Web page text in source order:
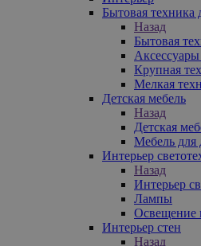
Бытовая техника
Назад
Бытовая
Крупная
Мелкая
Детская мебель
Назад
Детская
Мебель для
Интерьер
Назад
Интерьер
Лампы
Освещение
Интерьер стен
Назад